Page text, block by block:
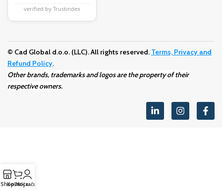
verified by Trustindex
© Cad Global d.o.o. (LLC). All rights reserved. Terms, Privacy and
Refund Policy.
Other brands, trademarks and logos are the property of their
respective owners.
Shop
0
Košarica
Moj račun